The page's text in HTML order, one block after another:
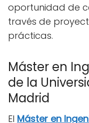
oportunidad de
través de
prácticas.
Máster en
de la
Madrid
El Máster en